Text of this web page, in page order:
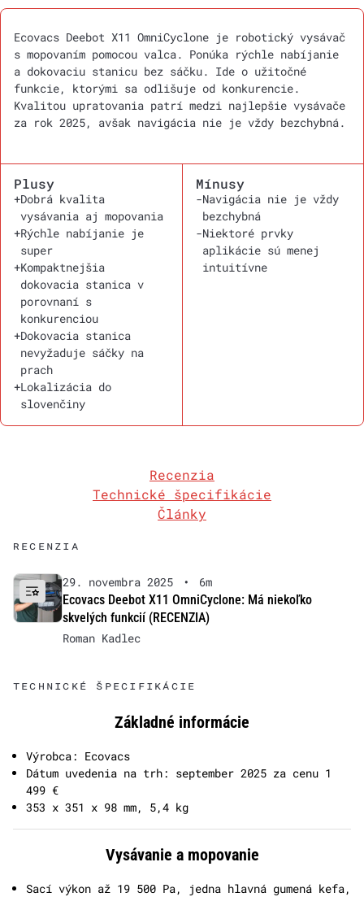
Ecovacs Deebot X11 OmniCyclone je robotický vysávač
s mopovaním pomocou valca. Ponúka rýchle nabíjanie
a dokovaciu stanicu bez sáčku. Ide o užitočné
funkcie, ktorými sa odlišuje od konkurencie.
Kvalitou upratovania patrí medzi najlepšie vysávače
za rok 2025, avšak navigácia nie je vždy bezchybná.
Plusy
+Dobrá kvalita
vysávania aj mopovania
+Rýchle nabíjanie je
super
+Kompaktnejšia
dokovacia stanica v
porovnaní s
konkurenciou
+Dokovacia stanica
nevyžaduje sáčky na
prach
+Lokalizácia do
slovenčiny
Mínusy
-Navigácia nie je vždy
bezchybná
-Niektoré prvky
aplikácie sú menej
intuitívne
Recenzia
Technické špecifikácie
Články
RECENZIA
29. novembra 2025 •
6m
Ecovacs Deebot X11 OmniCyclone: Má niekoľko
skvelých funkcií (RECENZIA)
Roman Kadlec
TECHNICKÉ ŠPECIFIKÁCIE
Základné informácie
Výrobca: Ecovacs
Dátum uvedenia na trh: september 2025 za cenu 1
499 €
353 x 351 x 98 mm, 5,4 kg
Vysávanie a mopovanie
Sací výkon až 19 500 Pa, jedna hlavná gumená kefa,